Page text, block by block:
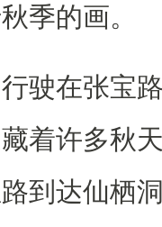
季的画。
在张宝路
着许多秋
到达仙栖